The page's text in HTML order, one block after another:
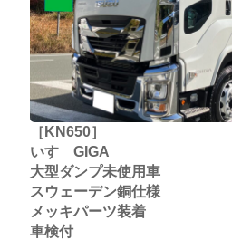
［KN650］
いすゞGIGA
大型ダンプ未使用車
スウェーデン銅仕様
メッキパーツ装着
車検付